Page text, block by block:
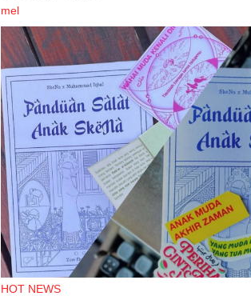
mel
HOT NEWS